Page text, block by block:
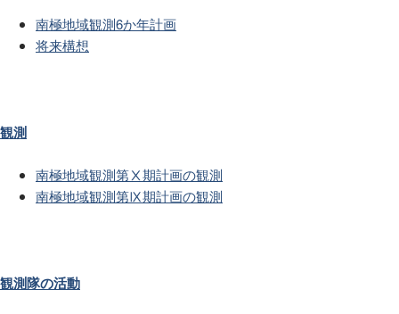
南極地域観測6か年計画
将来構想
観測
南極地域観測第Ⅹ期計画の観測
南極地域観測第Ⅸ期計画の観測
観測隊の活動